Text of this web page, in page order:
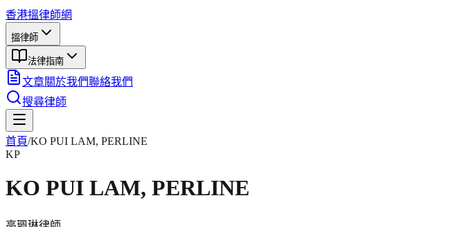
香港搵律師網
搵律師
法律指南
文章關於我們聯絡我們
搜尋律師
首頁/KO PUI LAM, PERLINE
KP
KO PUI LAM, PERLINE